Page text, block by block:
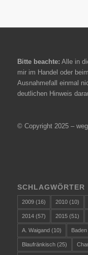
Bitte beachte: Alle in
mir im Handel oder
Ausnahmefall einmal
deutlichen Hinweis
© Copyright 2025 –
SCHLAGWÖRTER
2009(16) 2010(10)
2014(57) 2015(51)
A. Waigand (10) Baden
Blaufränkisch(25)